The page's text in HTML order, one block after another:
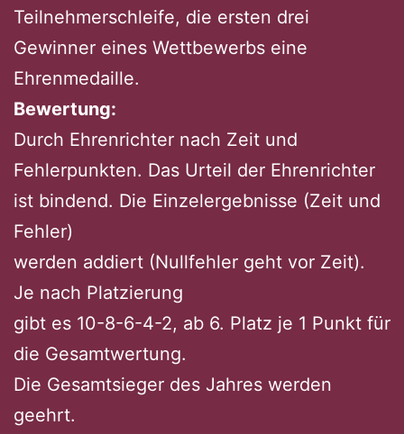
Teilnehmerschleife, die ersten drei
Gewinner eines Wettbewerbs eine
Ehrenmedaille.
Bewertung:
Durch Ehrenrichter nach Zeit und
Fehlerpunkten. Das Urteil der Ehrenrichter
ist bindend. Die Einzelergebnisse (Zeit und
Fehler)
werden addiert (Nullfehler geht vor Zeit).
Je nach Platzierung
gibt es 10-8-6-4-2, ab 6. Platz je 1 Punkt für
die Gesamtwertung.
Die Gesamtsieger des Jahres werden
geehrt.